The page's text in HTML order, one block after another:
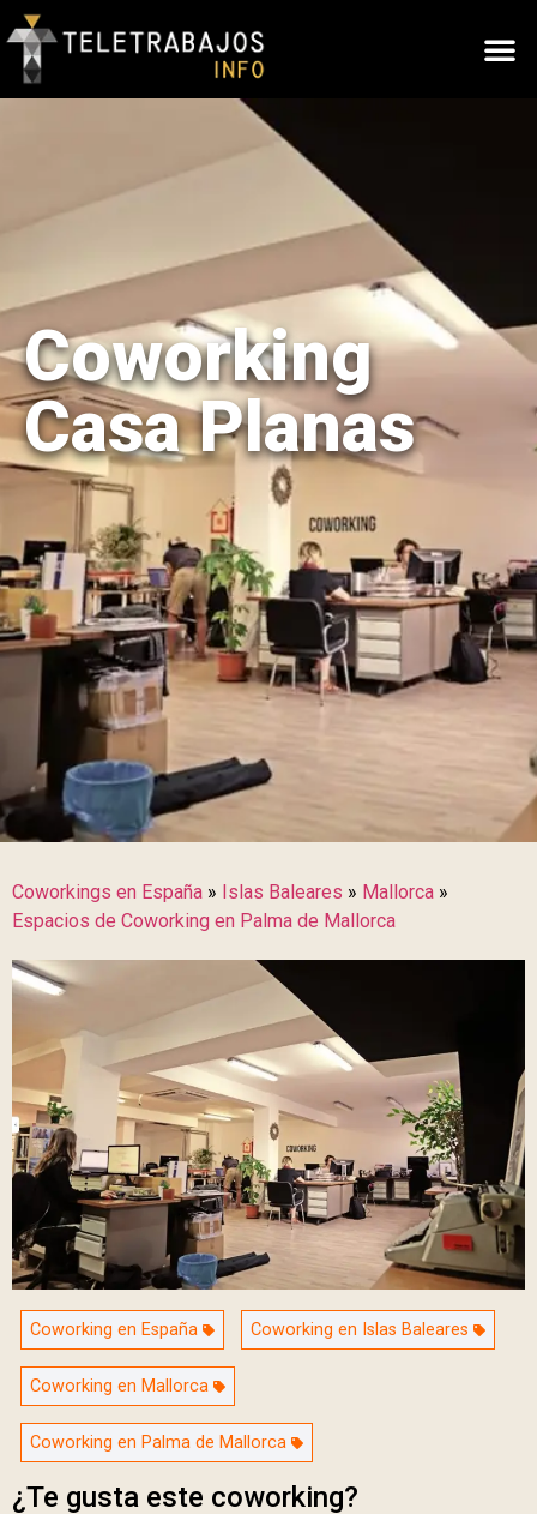
Coworking
Casa Planas
Coworkings en España » Islas Baleares » Mallorca »
Espacios de Coworking en Palma de Mallorca
Coworking en España Coworking en Islas Baleares
Coworking en Mallorca
Coworking en Palma de Mallorca
¿Te gusta este coworking?